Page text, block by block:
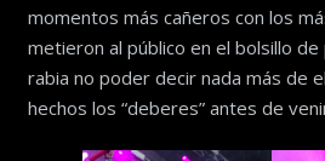
momentos más cañeros con los
metieron al público en el bolsillo de
rabia no poder decir nada más de
hechos los “deberes” antes de